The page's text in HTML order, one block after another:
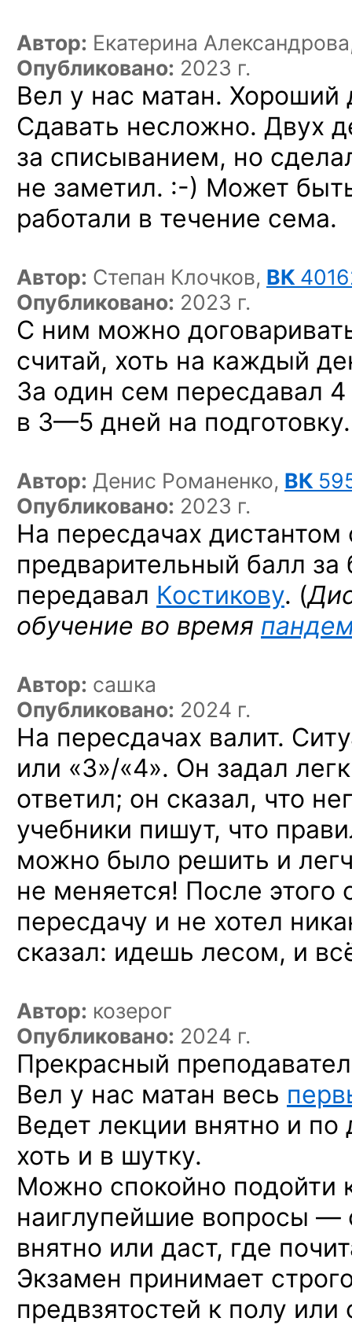
Автор: Екатерина
Опубликовано: 2023 г.
Вел у нас матан. Хороший
Сдавать несложно. Двух
за списыванием, но
не заметил. :-) Может
работали в течение сема.
Автор: Степан Клочков, ВК
Опубликовано: 2023 г.
С ним можно
считай, хоть на каждый
За один сем пересдавал
в 3—5 дней на
Автор: Денис Романенко, ВК
Опубликовано: 2023 г.
На пересдачах дистантом
предварительный балл за
передавал Костикову. (
обучение во время
Автор: сашка
Опубликовано: 2024 г.
На пересдачах валит.
или «3»/«4». Он задал
ответил; он сказал, что
учебники пишут, что
можно было решить и
не меняется! После этого
пересдачу и не хотел
сказал: идешь лесом, и
Автор: козерог
Опубликовано: 2024 г.
Прекрасный
Вел у нас матан весь
Ведет лекции внятно и
хоть и в шутку.
Можно спокойно подойти
наиглупейшие вопросы —
внятно или даст, где
Экзамен принимает
предвзятостей к полу